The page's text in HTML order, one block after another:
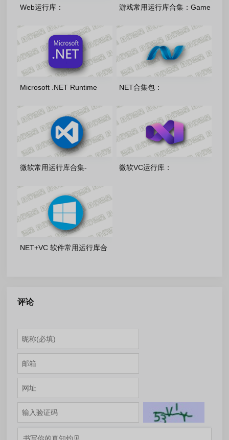
Web运行库：
150.0.4078.105 精简优化版
游戏常用运行库合集：Game
Package_7.3.26.0715
Microsoft .NET Runtime
(2026.07.14)
NET合集包：
微软常用运行库合集-
微软VC运行库：
NET+VC 软件常用运行库合
评论